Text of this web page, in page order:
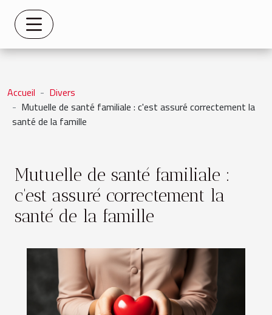
Accueil
Divers
Mutuelle de santé familiale : c'est assuré correctement la
santé de la famille
Mutuelle de santé familiale :
c'est assuré correctement la
santé de la famille